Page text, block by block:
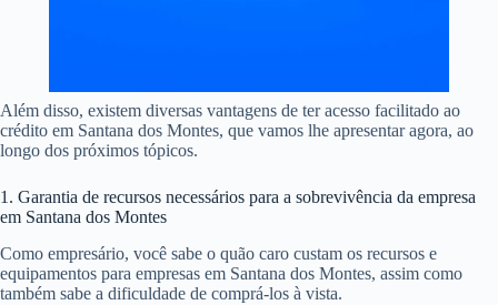
Além disso, existem diversas vantagens de ter acesso facilitado ao
crédito em Santana dos Montes, que vamos lhe apresentar agora, ao
longo dos próximos tópicos.
1. Garantia de recursos necessários para a sobrevivência da empresa
em Santana dos Montes
Como empresário, você sabe o quão caro custam os recursos e
equipamentos para empresas em Santana dos Montes, assim como
também sabe a dificuldade de comprá-los à vista.